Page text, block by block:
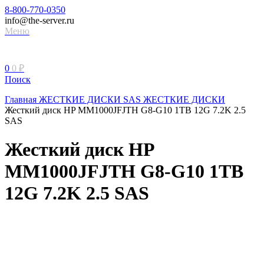
8-800-770-0350
info@the-server.ru
Меню
0 0 ₽
Поиск
Главная ЖЕСТКИЕ ДИСКИ SAS ЖЕСТКИЕ ДИСКИ
Жесткий диск HP MM1000JFJTH G8-G10 1TB 12G 7.2K 2.5
SAS
Жесткий диск HP
MM1000JFJTH G8-G10 1TB
12G 7.2K 2.5 SAS